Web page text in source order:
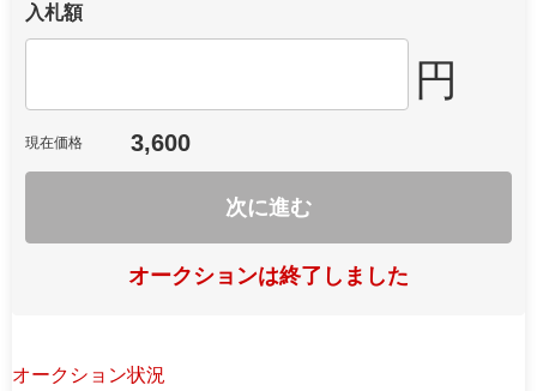
入札額
円
現在価格 3,600
次に進む
オークションは終了しました
オークション状況